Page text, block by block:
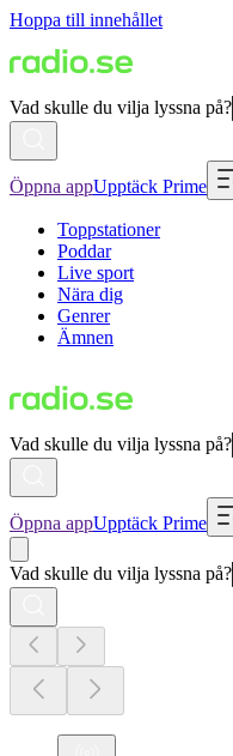
Hoppa till innehållet
Vad skulle du vilja lyssna på?
Öppna appUpptäck Prime
Toppstationer
Poddar
Live sport
Nära dig
Genrer
Ämnen
Vad skulle du vilja lyssna på?
Öppna appUpptäck Prime
Vad skulle du vilja lyssna på?